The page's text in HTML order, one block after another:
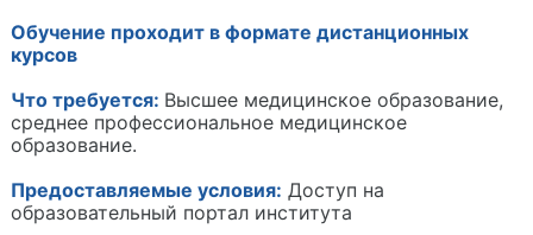
Обучение проходит в формате дистанционных
курсов
Что требуется: Высшее медицинское образование,
среднее профессиональное медицинское
образование.
Предоставляемые условия: Доступ на
образовательный портал института